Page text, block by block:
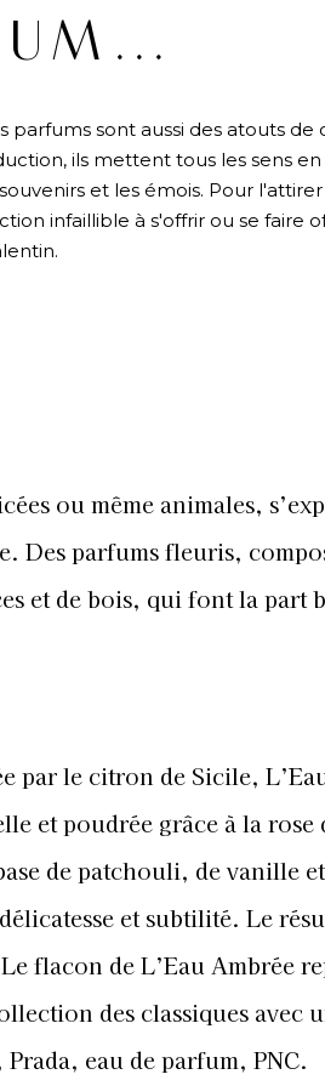
parfums sont aussi des atouts
ils mettent tous les sens
et les émois. Pour
infaillible à s'offrir ou se faire
ou même animales,
Des parfums fleuris,
et de bois, qui font la part
par le citron de Sicile,
et poudrée grâce à la rose
de patchouli, de vanille
et subtilité. Le
flacon de L’Eau Ambrée
des classiques avec
eau de parfum, PNC.